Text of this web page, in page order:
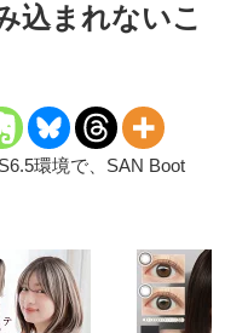
込まれないこ
環境で、SAN Boot